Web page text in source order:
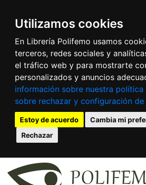
Utilizamos cookies
En Librería Polifemo usamos
terceros, redes sociales y
el tráfico web y para mostrarte
personalizados y anuncios
información sobre nuestra
sobre rechazar y configuración de
Estoy de acuerdo
Cambia mi
Rechazar